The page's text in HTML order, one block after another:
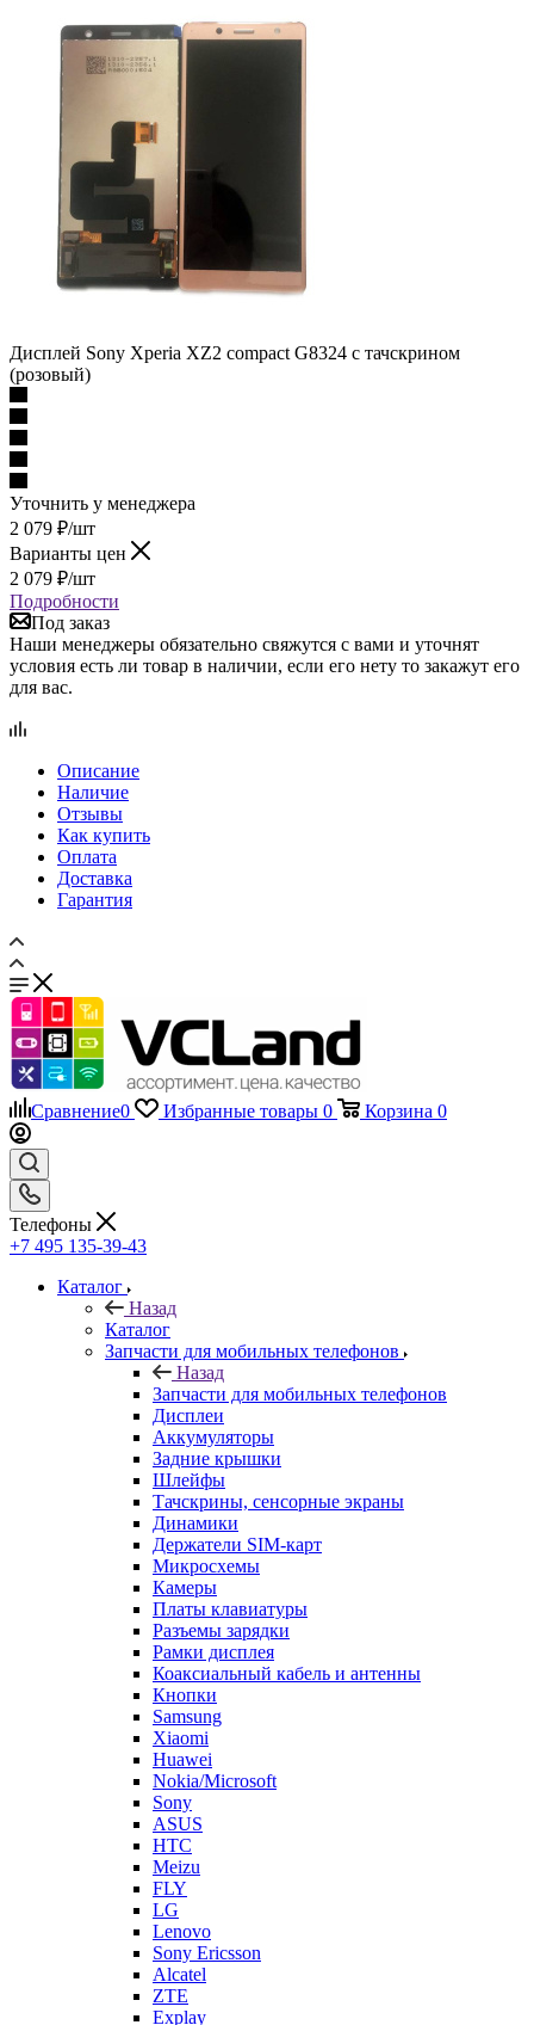
(розовый)
Уточнить у менеджера
2 079₽/шт
Варианты цен
2 079₽/шт
Подробности
Под заказ
Наши менеджеры обязательно свяжутся с вами и уточнят
условия есть ли товар в наличии, если его нету то закажут его
для вас.
Наличие
Отзывы
Как купить
Оплата
Доставка
Гарантия
Сравнение 0 Избранные товары 0
Телефоны
+7 495 135-39-43
Назад
Каталог
Запчасти для мобильных телефонов
Назад
Запчасти для мобильных телефонов
Дисплеи
Аккумуляторы
Задние крышки
Шлейфы
Тачскрины, сенсорные экраны
Динамики
Держатели SIM-карт
Микросхемы
Камеры
Платы клавиатуры
Разъемы зарядки
Рамки дисплея
Коаксиальный кабель и антенны
Кнопки
Samsung
Xiaomi
Huawei
Nokia/Microsoft
Sony
ASUS
HTC
Meizu
FLY
LG
Lenovo
Sony Ericsson
Alcatel
ZTE
Explay
Motorola